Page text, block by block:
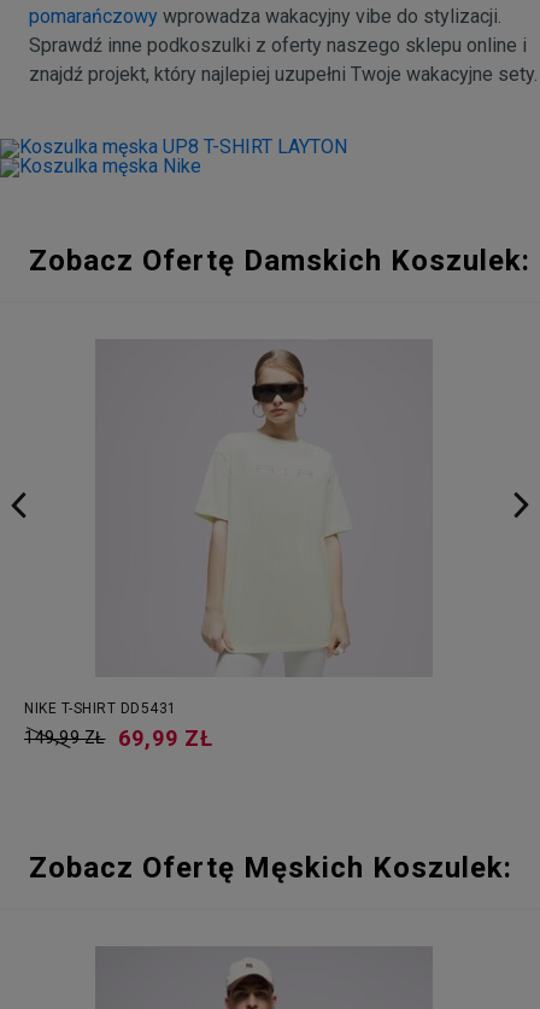
pomarańczowy wprowadza wakacyjny vibe do stylizacji.
Sprawdź inne podkoszulki z oferty naszego sklepu online i
znajdź projekt, który najlepiej uzupełni Twoje wakacyjne sety.
Zobacz Ofertę Damskich Koszulek:
NIKE T-SHIRT DD5431
149,99 ZŁ 69,99 ZŁ
Zobacz Ofertę Męskich Koszulek: